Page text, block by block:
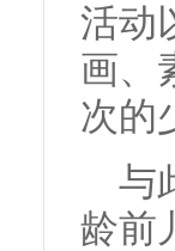
活动
画、
次的
与
龄前